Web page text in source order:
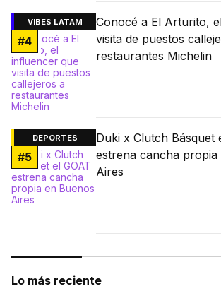
VIBES LATAM
#4
Conocé a El Arturito,
visita de puestos
restaurantes Michelin
DEPORTES
#5
Duki x Clutch Básquet
estrena cancha propia
Aires
Lo más reciente